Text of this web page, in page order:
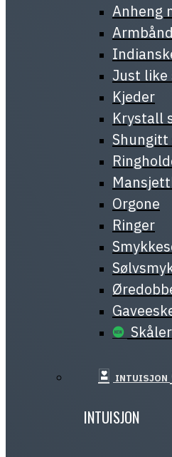
Anheng
Armbånd
Just like
Kjeder
Krystall
Orgone
Ringer
Skåler
INTUISJON
INTUISJON